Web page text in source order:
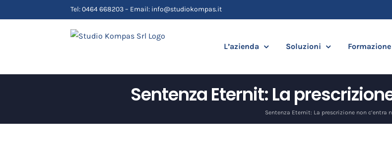
al
Tel: 0464 668203 – Email: info@studiokompas.it
L’azienda Soluzioni Formazione
Sentenza Eternit: La
Sentenza Eternit: La prescrizione non c’entra